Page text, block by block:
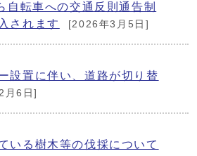
自転車への交通反則通告制
されます
[2026年3月5日]
設置に伴い、道路が切り替
月6日]
いる樹木等の伐採について